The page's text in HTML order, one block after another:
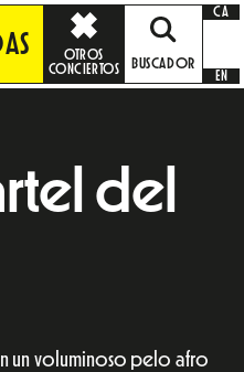
OTROS
CONCIERTOS
BUSCADOR
CA
EN
del
un voluminoso pelo afro